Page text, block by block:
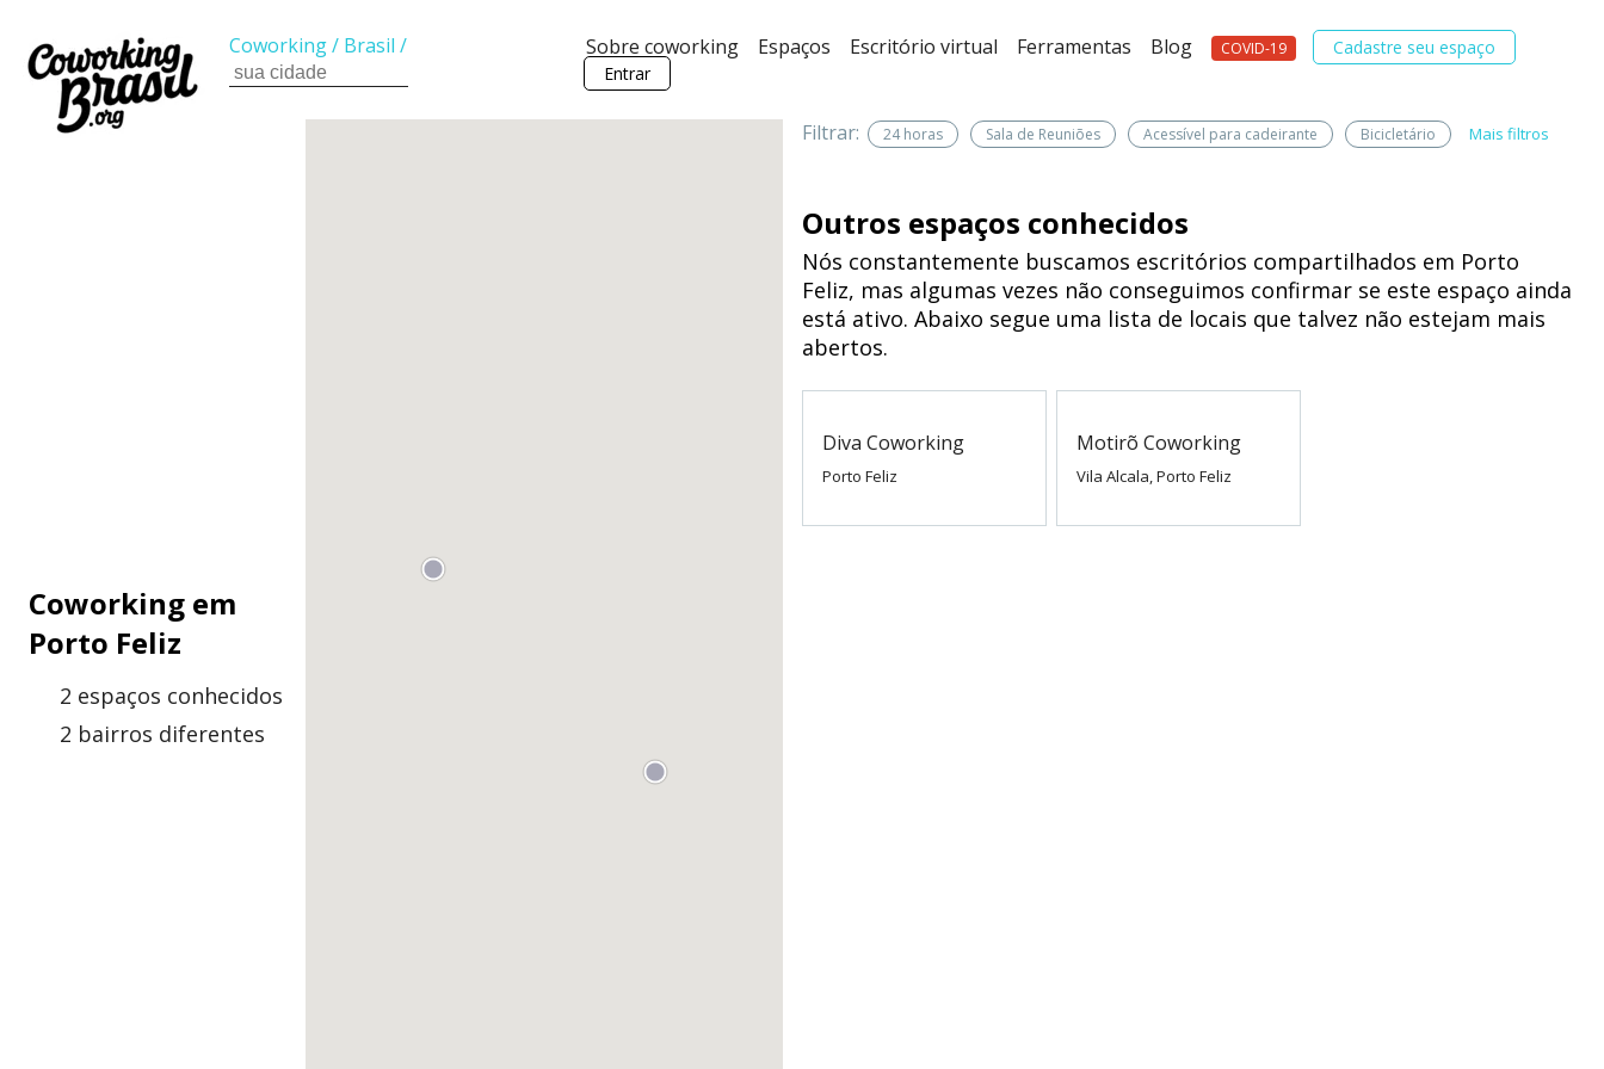
Sobre coworking Espaços Escritório virtual Ferramentas Blog COVID-19
Cadastre seu espaço
Entrar
Coworking/ Brasil /
Coworking em
Porto Feliz
2 espaços conhecidos
2 bairros diferentes
Filtrar: 24 horas Sala de Reuniões Acessível para cadeirante Bicicletário Mais filtros
Outros espaços conhecidos
Nós constantemente buscamos escritórios compartilhados em Porto
Feliz, mas algumas vezes não conseguimos confirmar se este espaço ainda
está ativo. Abaixo segue uma lista de locais que talvez não estejam mais
abertos.
Diva Coworking
Porto Feliz
Motirõ Coworking
Vila Alcala, Porto Feliz